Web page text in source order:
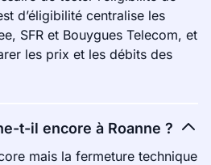
d’éligibilité centralise les
SFR et Bouygues Telecom, et
les prix et les débits des
t-il encore à Roanne ?
mais la fermeture technique